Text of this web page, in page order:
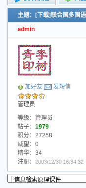
新的主题
投票帖
交易帖
小字报
主题：[下载]联合国多国
admin
加好友 发短信
管理员
等级：管理员
帖子： 1979
积分：27258
威望：0
精华：34
注册： 2003/12/30 16:34:32